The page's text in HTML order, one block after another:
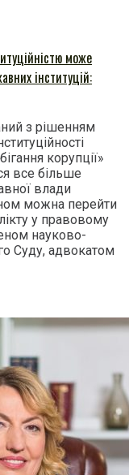
може
інституцій:
з рішенням
корупції»
все більше
влади
можна перейти
у правовому
науково-
Суду, адвокатом